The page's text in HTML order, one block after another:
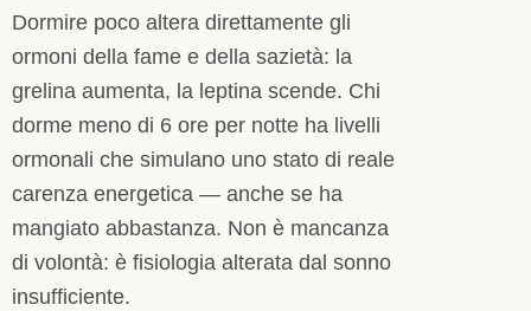
Dormire poco altera direttamente gli
ormoni della fame e della sazietà: la
grelina aumenta, la leptina scende. Chi
dorme meno di 6 ore per notte ha livelli
ormonali che simulano uno stato di reale
carenza energetica — anche se ha
mangiato abbastanza. Non è mancanza
di volontà: è fisiologia alterata dal sonno
insufficiente.